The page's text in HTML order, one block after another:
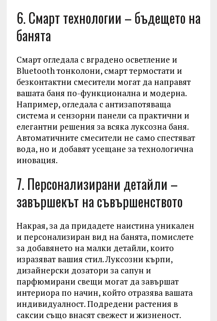
6. Смарт технологии – бъдещето на
банята
Смарт огледала с вградено осветление и
Bluetooth тонколони, смарт термостати и
безконтактни смесители могат да направят
вашата баня по-функционална и модерна.
Например, огледала с антизапотяваща
система и сензорни панели са практични и
елегантни решения за всяка луксозна баня.
Автоматичните смесители не само спестяват
вода, но и добавят усещане за технологична
иновация.
7. Персонализирани детайли –
завършекът на съвършенството
Накрая, за да придадете наистина уникален
и персонализиран вид на банята, помислете
за добавянето на малки детайли, които
изразяват вашия стил. Луксозни кърпи,
дизайнерски дозатори за сапун и
парфюмирани свещи могат да завършат
интериора по начин, който отразява вашата
индивидуалност. Подредени растения в
саксии също внасят свежест и жизненост.